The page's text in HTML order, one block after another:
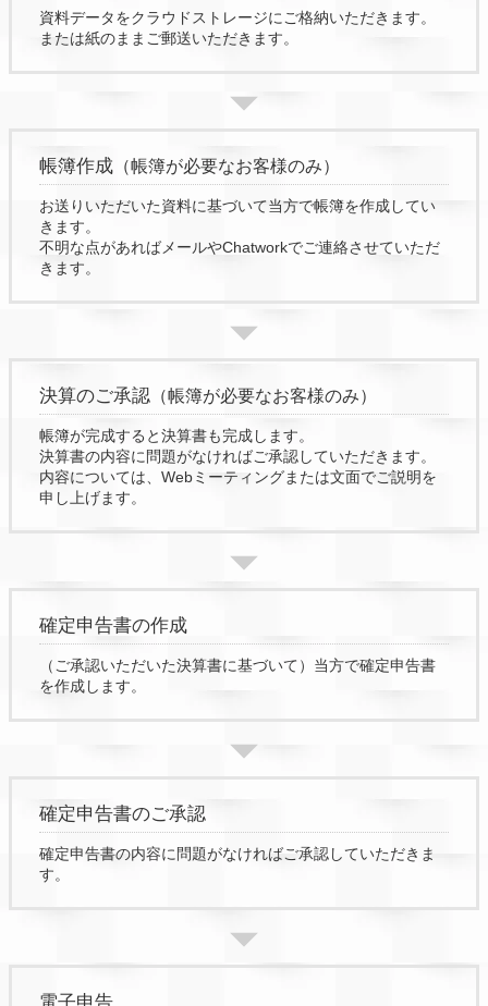
資料データをクラウドストレージにご格納いただきます。
または紙のままご郵送いただきます。
帳簿作成 （帳簿が必要なお客様のみ）
お送りいただいた資料に基づいて当方で帳簿を作成してい
きます。
不明な点があればメールやChatworkでご連絡させていただ
きます。
決算のご承認 （帳簿が必要なお客様のみ）
帳簿が完成すると決算書も完成します。
決算書の内容に問題がなければご承認していただきます。
内容については、Webミーティングまたは文面でご説明を
申し上げます。
確定申告書の作成
（ご承認いただいた決算書に基づいて）当方で確定申告書
を作成します。
確定申告書のご承認
確定申告書の内容に問題がなければご承認していただきま
す。